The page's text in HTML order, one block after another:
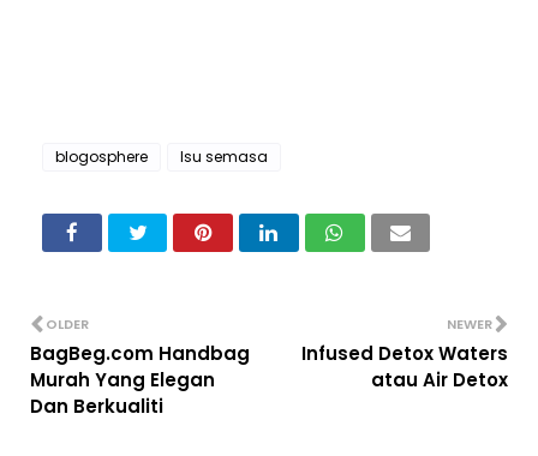
blogosphere Isu semasa
NEWER
Infused Detox Waters
atau Air Detox
OLDER
BagBeg.com Handbag
Murah Yang Elegan
Dan Berkualiti